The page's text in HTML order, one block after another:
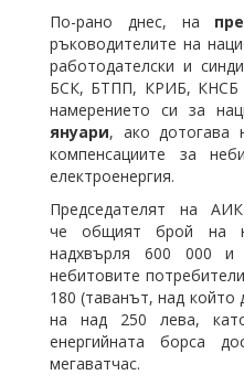
По-рано днес, на
ръководителите на
работодателски и
БСК, БТПП, КРИБ, КНСБ
намерението си за
януари, ако дотогава
компенсациите за
електроенергия.
Председателят на
че общият брой на
надхвърля 600 000
небитовите
180 (таванът, над
на над 250 лева,
енергийната борса
мегаватчас.